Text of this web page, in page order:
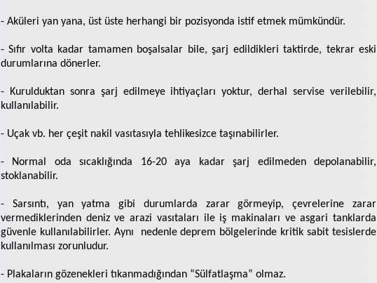
- Aküleri yan yana, üst üste herhangi bir pozisyonda istif etmek mümkündür.
- Sıfır volta kadar tamamen boşalsalar bile, şarj edildikleri taktirde, tekrar eski
durumlarına dönerler.
- Kurulduktan sonra şarj edilmeye ihtiyaçları yoktur, derhal servise verilebilir,
kullanılabilir.
- Uçak vb. her çeşit nakil vasıtasıyla tehlikesizce taşınabilirler.
- Normal oda sıcaklığında 16-20 aya kadar şarj edilmeden depolanabilir,
stoklanabilir.
- Sarsıntı, yan yatma gibi durumlarda zarar görmeyip, çevrelerine zarar
vermediklerinden deniz ve arazi vasıtaları ile iş makinaları ve asgari tanklarda
güvenle kullanılabilirler. Aynı
nedenle deprem bölgelerinde kritik sabit tesislerde
kullanılması zorunludur.
- Plakaların gözenekleri tıkanmadığından “Sülfatlaşma” olmaz.